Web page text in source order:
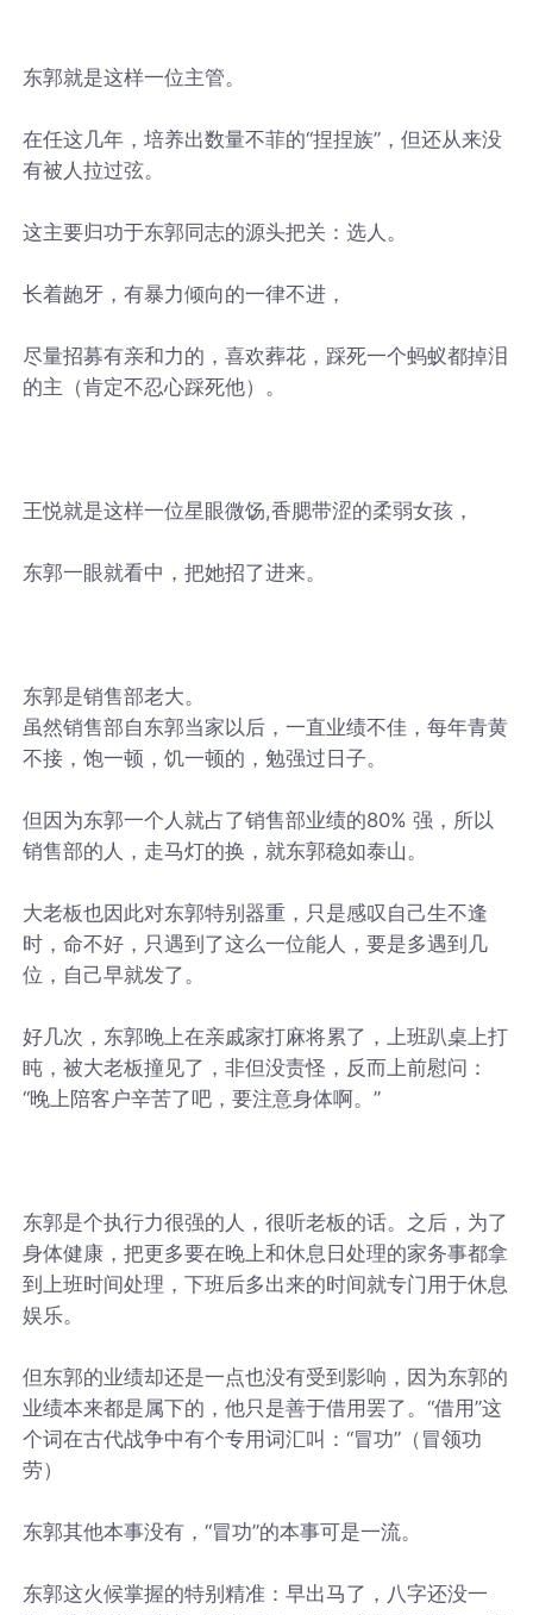
东郭就是这样一位主管。
在任这几年，培养出数量不菲的“捏捏族”，但还从来没
有被人拉过弦。
这主要归功于东郭同志的源头把关：选人。
长着龅牙，有暴力倾向的一律不进，
尽量招募有亲和力的，喜欢葬花，踩死一个蚂蚁都掉泪
的主（肯定不忍心踩死他）。
王悦就是这样一位星眼微饧,香腮带涩的柔弱女孩，
东郭一眼就看中，把她招了进来。
东郭是销售部老大。
虽然销售部自东郭当家以后，一直业绩不佳，每年青黄
不接，饱一顿，饥一顿的，勉强过日子。
但因为东郭一个人就占了销售部业绩的80% 强，所以
销售部的人，走马灯的换，就东郭稳如泰山。
大老板也因此对东郭特别器重，只是感叹自己生不逢
时，命不好，只遇到了这么一位能人，要是多遇到几
位，自己早就发了。
好几次，东郭晚上在亲戚家打麻将累了，上班趴桌上打
盹，被大老板撞见了，非但没责怪，反而上前慰问：
“晚上陪客户辛苦了吧，要注意身体啊。”
东郭是个执行力很强的人，很听老板的话。之后，为了
身体健康，把更多要在晚上和休息日处理的家务事都拿
到上班时间处理，下班后多出来的时间就专门用于休息
娱乐。
但东郭的业绩却还是一点也没有受到影响，因为东郭的
业绩本来都是属下的，他只是善于借用罢了。“借用”这
个词在古代战争中有个专用词汇叫：“冒功”（冒领功
劳）
东郭其他本事没有，“冒功”的本事可是一流。
东郭这火候掌握的特别精准：早出马了，八字还没一